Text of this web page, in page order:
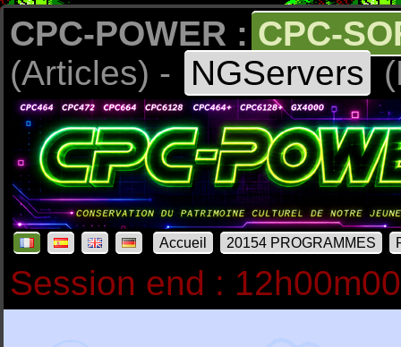
CPC-POWER : CPC-
(Articles) -
NGServers
Accueil 20154 PROGRAMMES
Session end :